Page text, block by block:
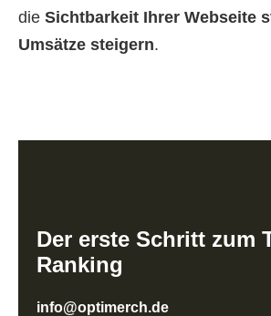
die Sichtbarkeit Ihrer Webseite
Umsätze steigern.
Der erste Schritt zum
Ranking
info@optimerch.de